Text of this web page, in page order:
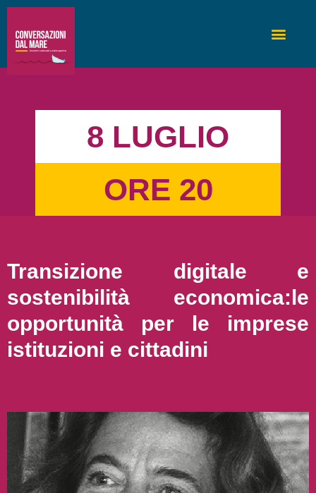
8 LUGLIO
ORE 20
Transizione digitale e
sostenibilità economica:le
opportunità per le imprese
istituzioni e cittadini